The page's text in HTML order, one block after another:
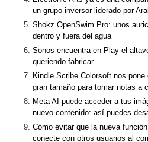
un grupo inversor liderado por
Shokz OpenSwim Pro: unos
dentro y fuera del agua
Sonos encuentra en Play el
queriendo fabricar
Kindle Scribe Colorsoft nos
gran tamaño para tomar notas a
Meta AI puede acceder a tus
nuevo contenido: así puedes
Cómo evitar que la nueva
conecte con otros usuarios al